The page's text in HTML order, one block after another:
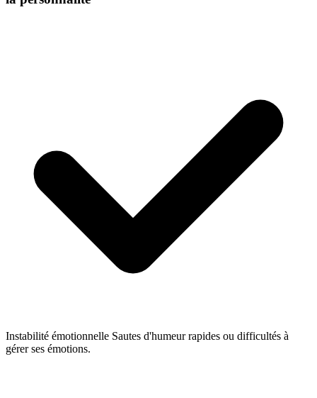
Instabilité émotionnelle Sautes d'humeur rapides ou difficultés à
gérer ses émotions.